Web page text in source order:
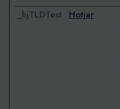
_hjTLDTest Hotjar